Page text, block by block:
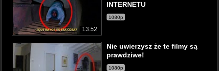
13:52
INTERNETU
1080p
Nie uwierzysz że te filmy są
prawdziwe!
1080p